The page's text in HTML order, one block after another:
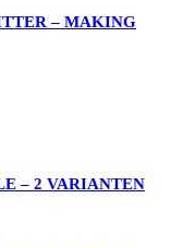
– MAKING
– 2 VARIANTEN